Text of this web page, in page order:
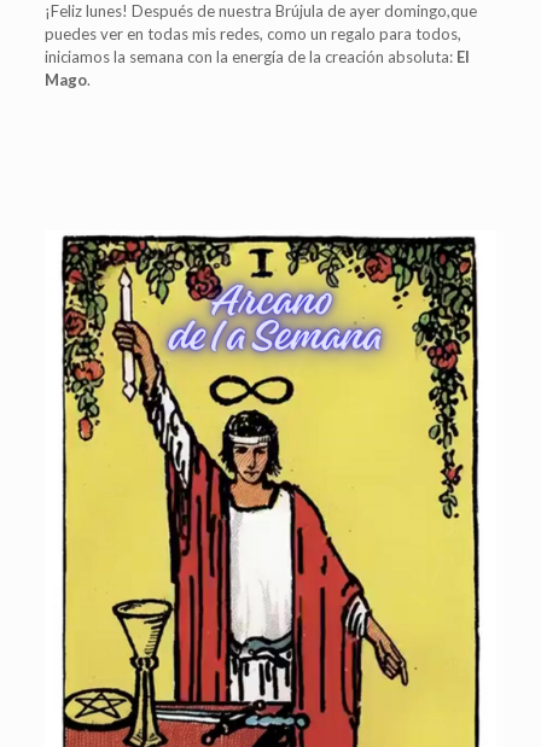
¡Feliz lunes! Después de nuestra Brújula de ayer domingo,que
puedes ver en todas mis redes, como un regalo para todos,
iniciamos la semana con la energía de la creación absoluta: El
Mago.